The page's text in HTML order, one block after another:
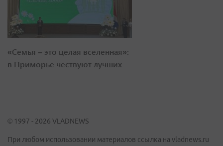
«Семья – это целая вселенная»:
в Приморье чествуют лучших
© 1997 - 2026 VLADNEWS
При любом использовании материалов ссылка на vladnews.ru